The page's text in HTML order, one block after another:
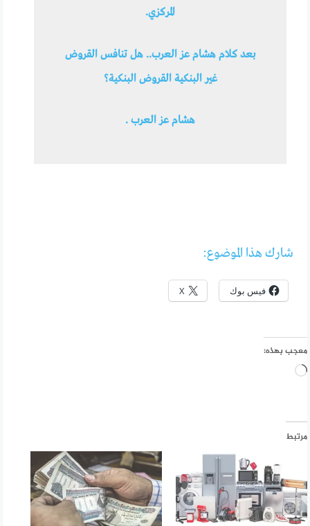
المركزي.
بعد كلام هشام عز العرب.. هل تنافس القروض
غير البنكية القروض البنكية؟
هشام عز العرب .
شارك هذا الموضوع:
فيس بوك X
معجب بهذه:
جاري
مرتبط